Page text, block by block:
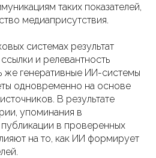
таких показателей,
медиаприсутствия.
системах результат
и релевантность
же генеративные ИИ-системы
одновременно на основе
В результате
упоминания в
в проверенных
на то, как ИИ формирует